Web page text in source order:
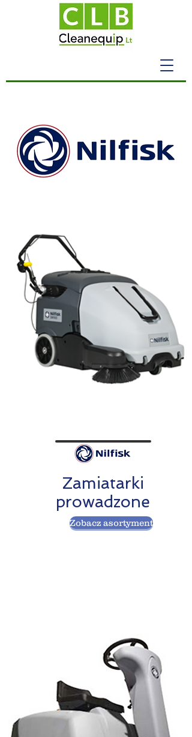
Zamiatarki
prowadzone
Zobacz asortyment